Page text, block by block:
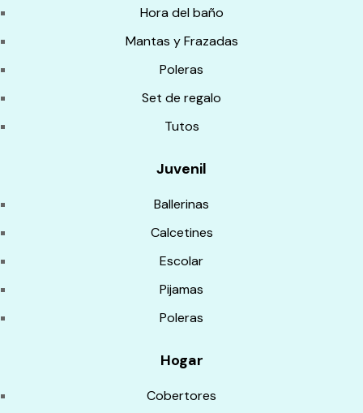
Hora del baño
Mantas y Frazadas
Poleras
Set de regalo
Tutos
Juvenil
Ballerinas
Calcetines
Escolar
Pijamas
Poleras
Hogar
Cobertores